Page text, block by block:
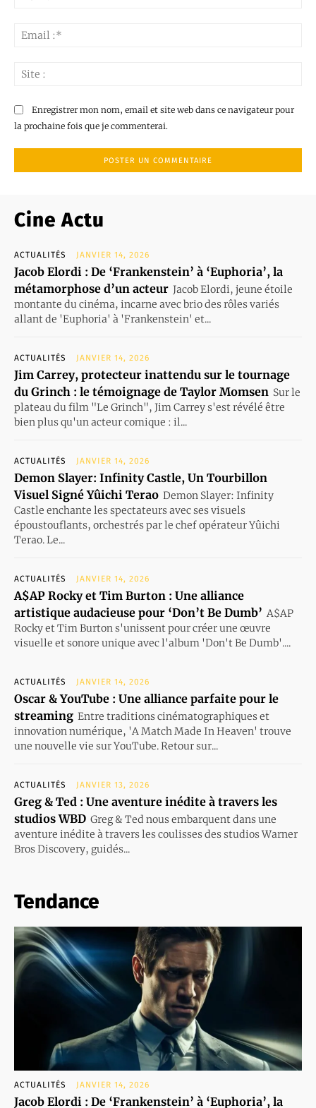
Enregistrer mon nom, email et site web dans ce navigateur pour
la prochaine fois que je commenterai.
Cine Actu
ACTUALITÉS JANVIER 14, 2026
Jacob Elordi : De ‘Frankenstein’ à ‘Euphoria’, la
métamorphose d’un acteur Jacob Elordi, jeune étoile
montante du cinéma, incarne avec brio des rôles variés
allant de 'Euphoria' à 'Frankenstein' et...
ACTUALITÉS JANVIER 14, 2026
Jim Carrey, protecteur inattendu sur le tournage
du Grinch : le témoignage de Taylor Momsen Sur le
plateau du film "Le Grinch", Jim Carrey s'est révélé être
bien plus qu'un acteur comique : il...
ACTUALITÉS JANVIER 14, 2026
Demon Slayer: Infinity Castle, Un Tourbillon
Visuel Signé Yûichi Terao Demon Slayer: Infinity
Castle enchante les spectateurs avec ses visuels
époustouflants, orchestrés par le chef opérateur Yûichi
Terao. Le...
ACTUALITÉS JANVIER 14, 2026
A$AP Rocky et Tim Burton : Une alliance
artistique audacieuse pour ‘Don’t Be Dumb’ A$AP
Rocky et Tim Burton s'unissent pour créer une œuvre
visuelle et sonore unique avec l'album 'Don't Be Dumb'....
ACTUALITÉS JANVIER 14, 2026
Oscar & YouTube : Une alliance parfaite pour le
streaming Entre traditions cinématographiques et
innovation numérique, 'A Match Made In Heaven' trouve
une nouvelle vie sur YouTube. Retour sur...
ACTUALITÉS JANVIER 13, 2026
Greg & Ted : Une aventure inédite à travers les
studios WBD Greg & Ted nous embarquent dans une
aventure inédite à travers les coulisses des studios Warner
Bros Discovery, guidés...
Tendance
ACTUALITÉS JANVIER 14, 2026
Jacob Elordi : De ‘Frankenstein’ à ‘Euphoria’, la